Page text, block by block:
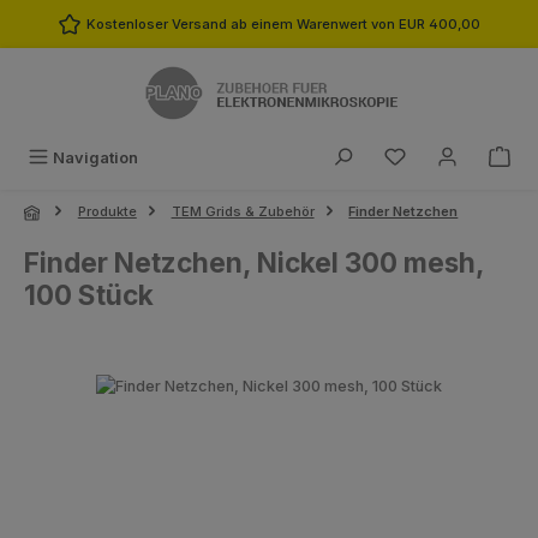
Zum Hauptinhalt springen
Kostenloser Versand ab einem Warenwert von EUR 400,00
Navigation Du hast 0
Produkte TEM Grids & Zubehör Finder Netzchen
Finder Netzchen, Nickel 300 mesh,
100 Stück
Bildergalerie überspringen